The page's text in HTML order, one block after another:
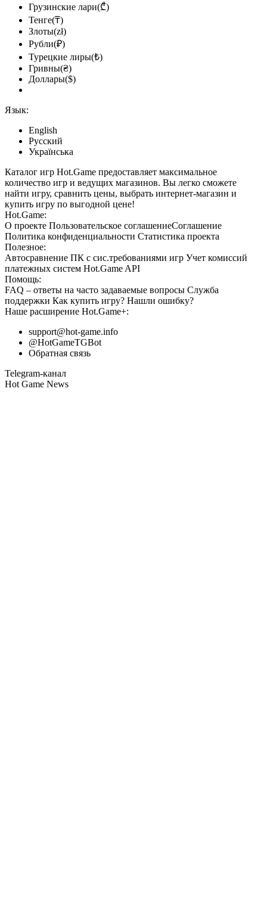
Грузинские лари(₾)
Тенге(₸)
Злоты(zł)
Рубли(₽)
Турецкие лиры(₺)
Гривны(₴)
Доллары($)
Язык:
English
Русский
Українська
Каталог игр Hot.Game предоставляет максимальное
количество игр и ведущих магазинов. Вы легко сможете
найти игру, сравнить цены, выбрать интернет-магазин и
купить игру по выгодной цене!
Hot.Game:
О проекте Пользовательское соглашениеСоглашение
Политика конфиденциальности Статистика проекта
Полезное:
Автосравнение ПК с сис.требованиями игр Учет комиссий
платежных систем Hot.Game API
Помощь:
FAQ – ответы на часто задаваемые вопросы Служба
поддержки Как купить игру? Нашли ошибку?
Наше расширение Hot.Game+:
support@hot-game.info
@HotGameTGBot
Обратная связь
Telegram-канал
Hot Game News